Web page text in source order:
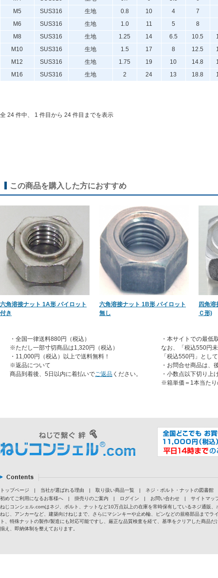
M5
SUS316 生地 0.8 10 4
7
M6
SUS316 生地 1.0 11 5
8
M8
SUS316 生地 1.25 14 6.5 10.5
M10
SUS316 生地 1.5 17 8 12.5
M12
SUS316 生地 1.75 19 10 14.8
M16
SUS316 生地 2 24 13 18.8
全 24 件中、 1 件目から 24 件目までを表示
この商品を購入した方におすすめ
六角溶接ナット 1A形 パイロット
付き
六角溶接ナット 1B形 パイロット
無し
四角
Ｃ形)
・全国一律送料880円（税込）
※ただし一部寸切商品は1,320円（税込）
・11,000円（税込）以上で送料無料！
※返品について
商品到着後、5日以内に着払いでご返品 ください。
・本サイトでの最低
なお、「税込550円
「税込550円」とし
・お問合せ商品は、
・小数点以下切り上
※箱単価＝1本当たり
トップページ | 当社が選ばれる理由 | 取り扱い商品一覧 |
ネジ・ボルト・ナットの図書館
初めてご利用になるお客様へ
| 掛売りのご案内 | ログイン | お問い合わせ |
サイトマッ
ねじコンシェル.comはネジ、ボルト、ナットなど10万点以上の在庫を常時保有しているネジ通販
ねじ、アンカーなど、建築向けねじまで、さらにマシンキーや止め輪、ピンなどの規格部品まで
ト、特殊ナットの製作/製造にも対応可能ですし、厳正な品質検査を経て、基準をクリアした商品
揃え、即納体制を整えております。